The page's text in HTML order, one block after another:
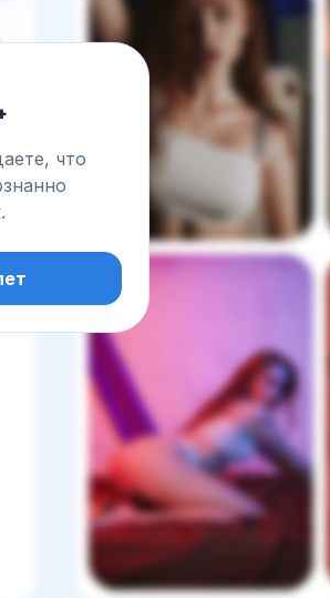
что